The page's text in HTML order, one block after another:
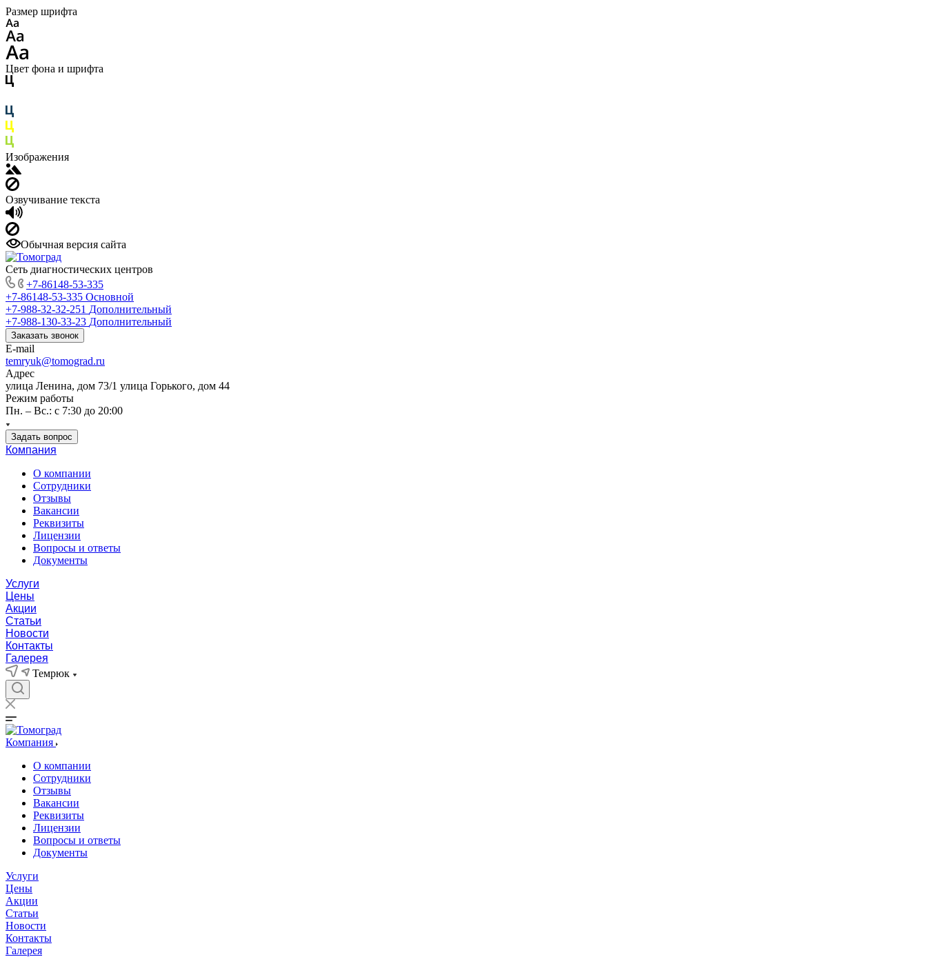
Размер шрифта
Цвет фона и шрифта
Изображения
Озвучивание текста
Обычная версия сайта
Сеть диагностических центров
+7-86148-53-335
+7-86148-53-335 Основной
+7-988-32-32-251 Дополнительный
+7-988-130-33-23 Дополнительный
Заказать звонок
E-mail
temryuk@tomograd.ru
Адрес
улица Ленина, дом 73/1 улица Горького, дом 44
Режим работы
Пн. – Вс.: с 7:30 до 20:00
Задать вопрос
Компания
О компании
Сотрудники
Отзывы
Вакансии
Реквизиты
Лицензии
Вопросы и ответы
Документы
Услуги
Цены
Акции
Статьи
Новости
Контакты
Галерея
Темрюк
Компания
О компании
Сотрудники
Отзывы
Вакансии
Реквизиты
Лицензии
Вопросы и ответы
Документы
Услуги
Цены
Акции
Статьи
Новости
Контакты
Галерея